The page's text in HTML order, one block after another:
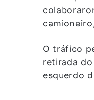
O tráfico
retirada
esquerdo